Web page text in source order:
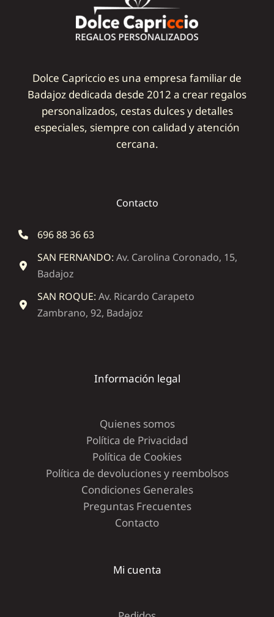
Dolce Capriccio es una empresa familiar de
Badajoz dedicada desde 2012 a crear regalos
personalizados, cestas dulces y detalles
especiales, siempre con calidad y atención
cercana.
Contacto
696 88 36 63
SAN FERNANDO: Av. Carolina Coronado, 15,
Badajoz
SAN ROQUE: Av. Ricardo Carapeto
Zambrano, 92, Badajoz
Información legal
Quienes somos
Política de Privacidad
Política de Cookies
Política de devoluciones y reembolsos
Condiciones Generales
Preguntas Frecuentes
Contacto
Mi cuenta